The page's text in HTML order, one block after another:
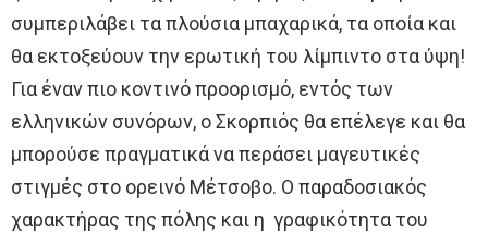
συμπεριλάβει τα πλούσια μπαχαρικά, τα οποία και
θα εκτοξεύουν την ερωτική του λίμπιντο στα ύψη!
Για έναν πιο κοντινό προορισμό, εντός των
ελληνικών συνόρων, ο Σκορπιός θα επέλεγε και θα
μπορούσε πραγματικά να περάσει μαγευτικές
στιγμές στο ορεινό Μέτσοβο. Ο παραδοσιακός
χαρακτήρας της πόλης και η γραφικότητα του